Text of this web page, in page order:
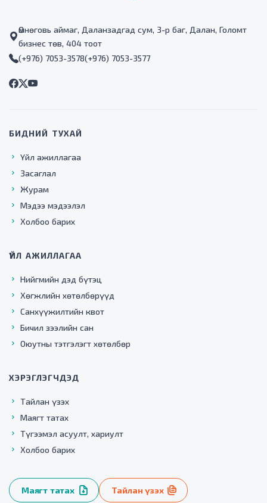
Өмнөговь аймаг, Даланзадгад сум, 3-р баг, Далан, Голомт
бизнес төв, 404 тоот
(+976) 7053-3578(+976) 7053-3577
БИДНИЙ ТУХАЙ
Үйл ажиллагаа
Засаглал
Журам
Мэдээ мэдээлэл
Холбоо барих
ҮЙЛ АЖИЛЛАГАА
Нийгмийн дэд бүтэц
Хөгжлийн хөтөлбөрүүд
Санхүүжилтийн квот
Бичил зээлийн сан
Оюутны тэтгэлэгт хөтөлбөр
ХЭРЭГЛЭГЧДЭД
Тайлан үзэх
Маягт татах
Түгээмэл асуулт, хариулт
Холбоо барих
Маягт татах Тайлан үзэх